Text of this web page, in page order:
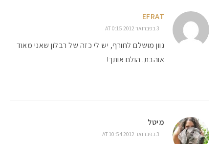
EFRAT
3 בפברואר 2012 AT 0:15
גוון מושלם לחורף, יש לי כזה של רבלון שאני מאוד
אוהבת. הולם אותך!
מיטל
3 בפברואר 2012 AT 10:54